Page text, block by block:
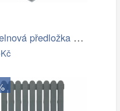
Koupelnová předložka BONA